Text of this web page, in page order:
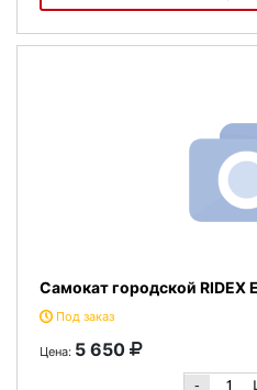
Самокат городской RIDEX Envy
Самокат городской RIDEX
Под заказ
Цена: 5 650
-